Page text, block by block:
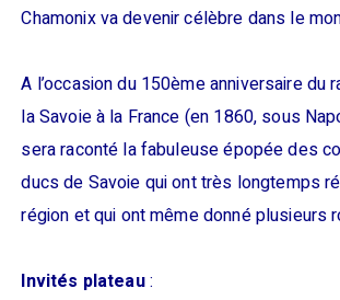
Chamonix va devenir célèbre dans le
A l’occasion du 150ème anniversaire du
la Savoie à la France (en 1860, sous
sera raconté la fabuleuse épopée des
ducs de Savoie qui ont très longtemps
région et qui ont même donné plusieurs
Invités plateau: